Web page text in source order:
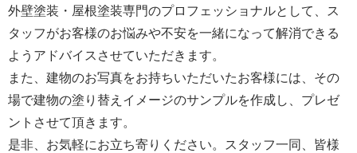
外壁塗装・屋根塗装専門のプロフェッショナルとして、ス
タッフがお客様のお悩みや不安を一緒になって解消できる
ようアドバイスさせていただきます。
また、建物のお写真をお持ちいただいたお客様には、その
場で建物の塗り替えイメージのサンプルを作成し、プレゼ
ントさせて頂きます。
是非、お気軽にお立ち寄りください。スタッフ一同、皆様